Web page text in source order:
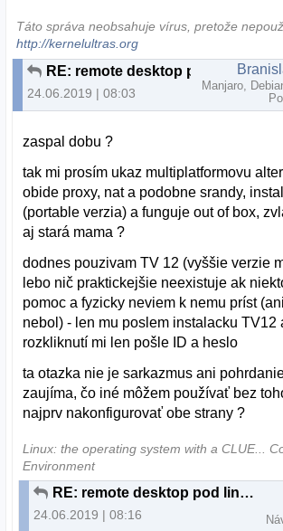
Táto správa neobsahuje vírus, pretože
http://kernelultras.org
RE: remote desktop pod linuxom
24.06.2019 | 08:03
Manjaro,
zaspal dobu ?
tak mi prosím ukaz multiplatformovu
obide proxy, nat a podobne srandy,
(portable verzia) a funguje out of box,
aj stará mama ?
dodnes pouzivam TV 12 (vyššie verzie
lebo nič praktickejšie neexistuje ak
pomoc a fyzicky neviem k nemu príst
nebol) - len mu poslem instalacku TV12
rozkliknutí mi len pošle ID a heslo
ta otazka nie je sarkazmus ani
zaujíma, čo iné môžem používať bez
najprv nakonfigurovať obe strany ?
Linux: the operating system with a CLUE...
Environment
RE: remote desktop pod linuxom
24.06.2019 | 08:16